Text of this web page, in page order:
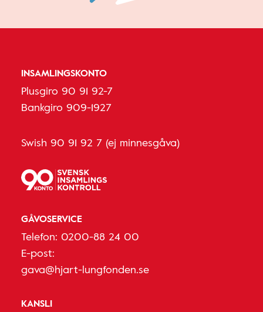
INSAMLINGSKONTO
Plusgiro 90 91 92-7
Bankgiro 909-1927
Swish 90 91 92 7 (ej minnesgåva)
GÅVOSERVICE
Telefon: 0200-88 24 00
E-post:
gava@hjart-lungfonden.se
KANSLI